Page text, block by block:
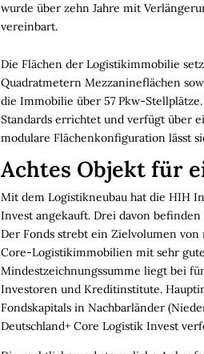
wurde über zehn Jahre mit
vereinbart.
Die Flächen der Logistikimmobilie
Quadratmetern Mezzanineflächen
die Immobilie über 57 Pkw-
Standards errichtet und verfügt über
modulare Flächenkonfiguration lässt
Achtes Objekt für
Mit dem Logistikneubau hat die HIH
Invest angekauft. Drei davon
Der Fonds strebt ein Zielvolumen
Core-Logistikimmobilien mit sehr
Mindestzeichnungssumme liegt bei
Investoren und Kreditinstitute.
Fondskapitals in Nachbarländer
Deutschland+ Core Logistik Invest